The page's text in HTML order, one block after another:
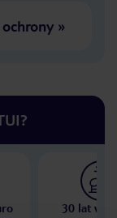
»
30 lat w